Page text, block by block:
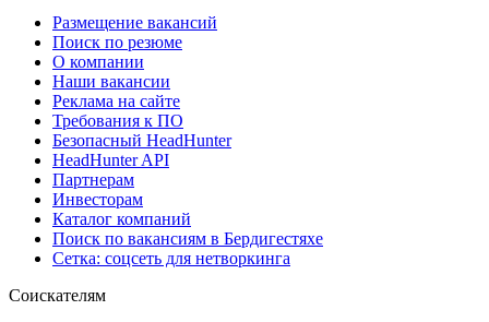
Размещение вакансий
Поиск по резюме
О компании
Наши вакансии
Реклама на сайте
Требования к ПО
Безопасный HeadHunter
HeadHunter API
Партнерам
Инвесторам
Каталог компаний
Поиск по вакансиям в Бердигестяхе
Сетка: соцсеть для нетворкинга
Соискателям